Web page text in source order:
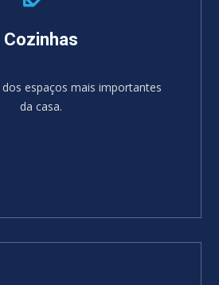
Cozinhas
espaços mais importantes
da casa.